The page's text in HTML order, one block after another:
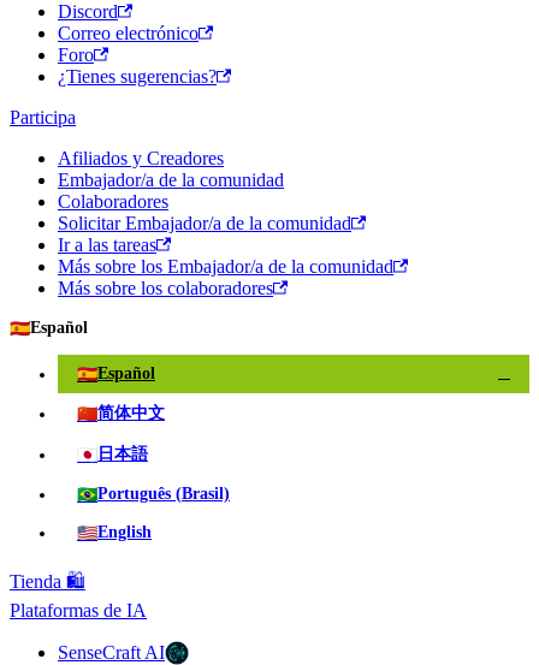
Discord
Correo electrónico
Foro
¿Tienes sugerencias?
Participa
Afiliados y Creadores
Embajador/a de la comunidad
Colaboradores
Solicitar Embajador/a de la comunidad
Ir a las tareas
Más sobre los Embajador/a de la comunidad
Más sobre los colaboradores
🇪🇸Español
🇪🇸Español
🇨🇳简体中文
🇯🇵 日本語
🇧🇷Português (Brasil)
🇺🇸English
Tienda 🛍️
Plataformas de IA
SenseCraft AI